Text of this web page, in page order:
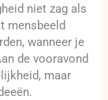
niet zag als
mensbeeld
wanneer je
de vooravond
maar